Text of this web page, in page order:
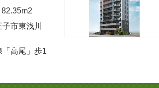
82.35m2
市東浅川
「高尾」歩1